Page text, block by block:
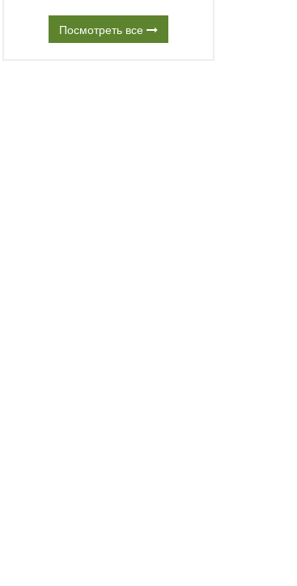
Посмотреть все